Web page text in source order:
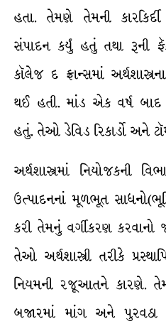
હતા. તેમણે તેમની
સંપાદન કર્યું હતું તથા રૂની
કૉલેજ દ ફ્રાન્સમાં
થઈ હતી. માંડ એક વર્ષ
હતું. તેઓ ડેવિડ રિકાર્ડો અને
અર્થશાસ્ત્રમાં નિયોજકની
ઉત્પાદનનાં મૂળભૂત
કરી તેમનું વર્ગીકરણ
તેઓ અર્થશાસ્ત્રી તરીકે
નિયમની રજૂઆતને કારણે.
બજારમાં માંગ અને